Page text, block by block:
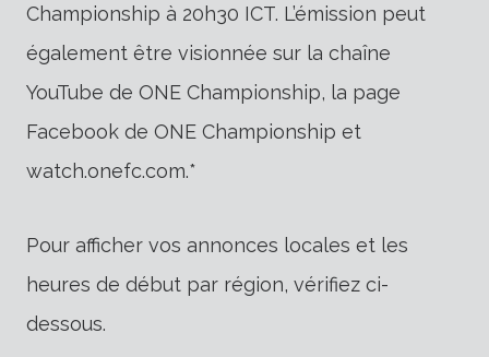
Championship à 20h30 ICT. L’émission peut
également être visionnée sur la chaîne
YouTube de ONE Championship, la page
Facebook de ONE Championship et
watch.onefc.com.*
Pour afficher vos annonces locales et les
heures de début par région, vérifiez ci-
dessous.